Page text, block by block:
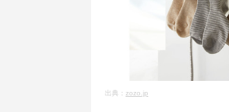
出典： zozo.jp